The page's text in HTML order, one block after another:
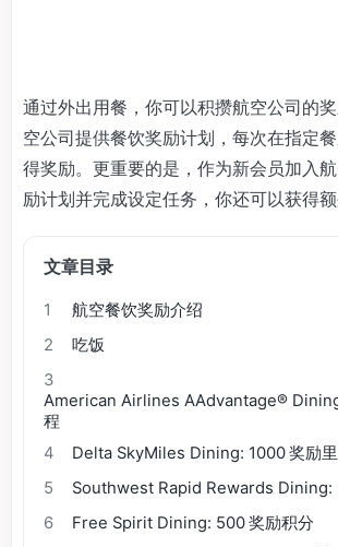
通过外出用餐，你可以积攒航空公司的
空公司提供餐饮奖励计划，每次在指定
得奖励。更重要的是，作为新会员加入
励计划并完成设定任务，你还可以获得额
文章目录
1
航空餐饮奖励介绍
2
吃饭
3
American Airlines AAdvantage®
程
4
Delta SkyMiles Dining: 1000 奖励
5
Southwest Rapid Rewards Dining:
6
Free Spirit Dining: 500 奖励积分